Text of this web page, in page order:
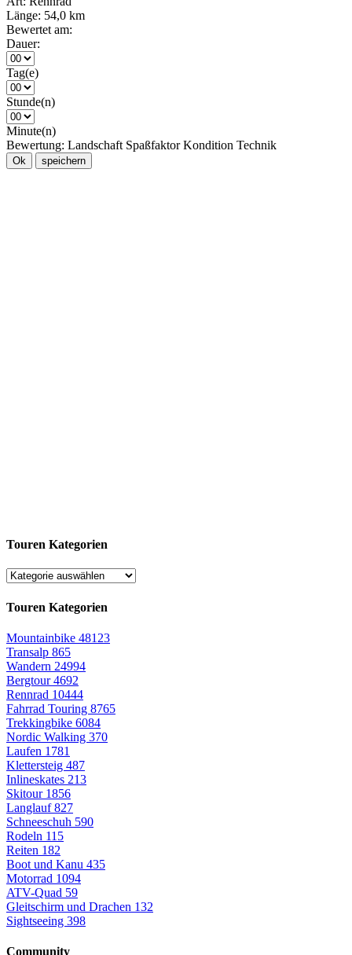
Länge: 54,0 km
Bewertet am:
Dauer:
Tag(e)
Stunde(n)
Minute(n)
Bewertung: Landschaft Spaßfaktor Kondition Technik
Ok speichern
Touren Kategorien
Touren Kategorien
Mountainbike 48123
Transalp 865
Wandern 24994
Bergtour4692
Rennrad 10444
Fahrrad Touring 8765
Trekkingbike 6084
Nordic Walking 370
Laufen 1781
Klettersteig 487
Inlineskates 213
Skitour 1856
Langlauf827
Schneeschuh 590
Rodeln 115
Reiten 182
Boot und Kanu 435
Motorrad 1094
ATV-Quad 59
Gleitschirm und Drachen 132
Sightseeing 398
Community